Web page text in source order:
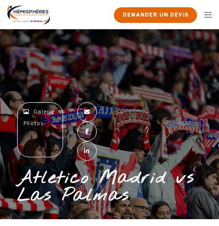
DEMANDER UN DEVIS
Galerie
Photos
Atletico Madrid vs
Las Palmas
×